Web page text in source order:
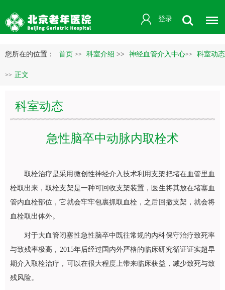
登录
您所在的位置： 首页 >> 科室介绍 >> 神经血管介入中心>> 科室动态
>> 正文
科室动态
急性脑卒中动脉内取栓术
取栓治疗是采用微创性神经介入技术利用支架把堵在血管里血
栓取出来，取栓支架是一种可回收支架装置，医生将其放在堵塞血
管内血栓部位，它就会牢牢包裹抓取血栓，之后回撤支架，就会将
血栓取出体外。
对于大血管闭塞性急性脑卒中既往常规的内科保守治疗致死率
与致残率极高，2015年后经过国内外严格的临床研究循证证实超早
期介入取栓治疗，可以在很大程度上带来临床获益，减少致死与致
残风险。